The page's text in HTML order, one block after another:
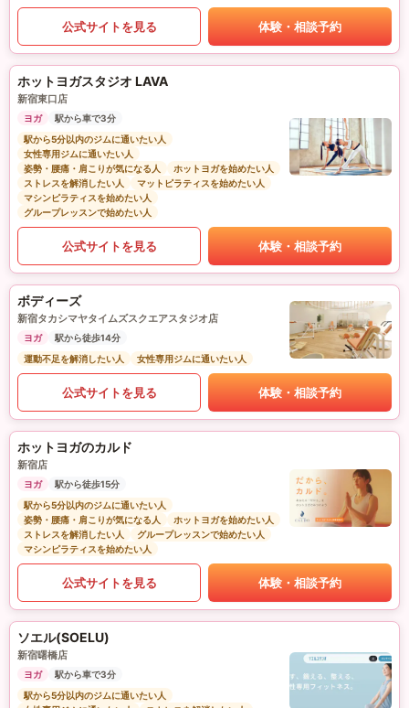
公式サイトを見る 体験・相談予約
ホットヨガスタジオ LAVA
新宿東口店
ヨガ
駅から車で3分
駅から5分以内のジムに通いたい人
女性専用ジムに通いたい人
姿勢・腰痛・肩こりが気になる人
ホットヨガを始めたい人
ストレスを解消したい人
マットピラティスを始めたい人
マシンピラティスを始めたい人
グループレッスンで始めたい人
公式サイトを見る 体験・相談予約
ボディーズ
新宿タカシマヤタイムズスクエアスタジオ店
ヨガ
駅から徒歩14分
運動不足を解消したい人
女性専用ジムに通いたい人
公式サイトを見る 体験・相談予約
ホットヨガのカルド
新宿店
ヨガ
駅から徒歩15分
駅から5分以内のジムに通いたい人
姿勢・腰痛・肩こりが気になる人
ホットヨガを始めたい人
ストレスを解消したい人
グループレッスンで始めたい人
マシンピラティスを始めたい人
公式サイトを見る 体験・相談予約
ソエル(SOELU)
新宿曙橋店
ヨガ
駅から車で3分
駅から5分以内のジムに通いたい人